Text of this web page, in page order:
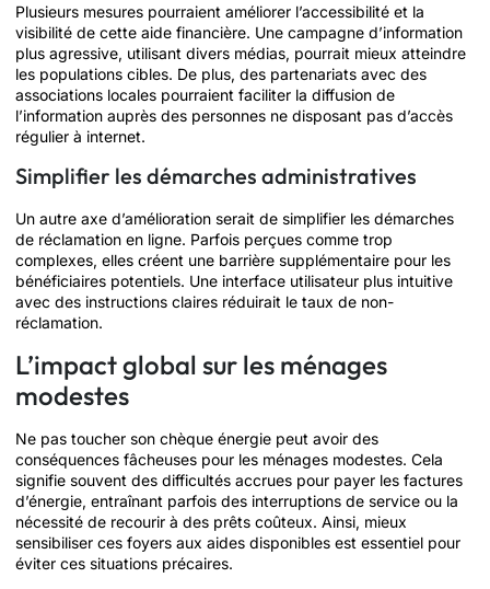
Plusieurs mesures pourraient améliorer l’accessibilité et la
visibilité de cette aide financière. Une campagne d’information
plus agressive, utilisant divers médias, pourrait mieux atteindre
les populations cibles. De plus, des partenariats avec des
associations locales pourraient faciliter la diffusion de
l’information auprès des personnes ne disposant pas d’accès
régulier à internet.
Simplifier les démarches administratives
Un autre axe d’amélioration serait de simplifier les démarches
de réclamation en ligne. Parfois perçues comme trop
complexes, elles créent une barrière supplémentaire pour les
bénéficiaires potentiels. Une interface utilisateur plus intuitive
avec des instructions claires réduirait le taux de non-
réclamation.
L’impact global sur les ménages
modestes
Ne pas toucher son chèque énergie peut avoir des
conséquences fâcheuses pour les ménages modestes. Cela
signifie souvent des difficultés accrues pour payer les factures
d’énergie, entraînant parfois des interruptions de service ou la
nécessité de recourir à des prêts coûteux. Ainsi, mieux
sensibiliser ces foyers aux aides disponibles est essentiel pour
éviter ces situations précaires.